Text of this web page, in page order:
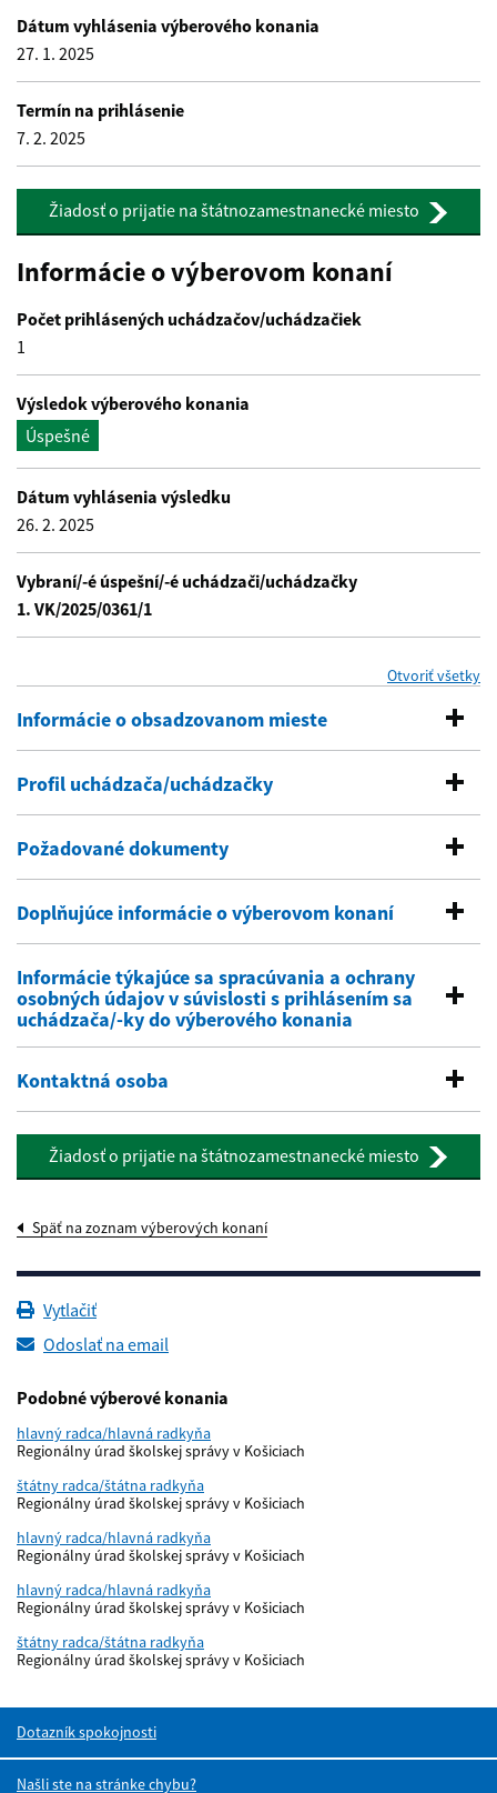
Dátum vyhlásenia výberového konania
27. 1. 2025
Termín na prihlásenie
7. 2. 2025
Žiadosť o prijatie na štátnozamestnanecké miesto
Informácie o výberovom konaní
Počet prihlásených uchádzačov/uchádzačiek
1
Výsledok výberového konania
Úspešné
Dátum vyhlásenia výsledku
26. 2. 2025
Vybraní/-é úspešní/-é uchádzači/uchádzačky
1. VK/2025/0361/1
Otvoriť všetky
Informácie o obsadzovanom mieste
Profil uchádzača/uchádzačky
Požadované dokumenty
Doplňujúce informácie o výberovom konaní
Informácie týkajúce sa spracúvania a ochrany
osobných údajov v súvislosti s prihlásením sa
uchádzača/-ky do výberového konania
Kontaktná osoba
Žiadosť o prijatie na štátnozamestnanecké miesto
Späť na zoznam výberových konaní
Vytlačiť
Odoslať na email
Podobné výberové konania
hlavný radca/hlavná radkyňa
Regionálny úrad školskej správy v Košiciach
štátny radca/štátna radkyňa
Regionálny úrad školskej správy v Košiciach
hlavný radca/hlavná radkyňa
Regionálny úrad školskej správy v Košiciach
hlavný radca/hlavná radkyňa
Regionálny úrad školskej správy v Košiciach
štátny radca/štátna radkyňa
Regionálny úrad školskej správy v Košiciach
Dotazník spokojnosti
Našli ste na stránke chybu?